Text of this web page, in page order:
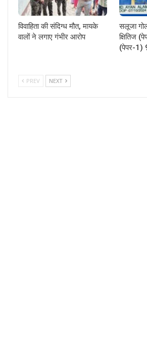
विवाहिता की संदिग्ध मौत, मायके
वालों ने लगाए गंभीर आरोप
सलूजा
क्षितिज
(पेपर-1)
PREV NEXT